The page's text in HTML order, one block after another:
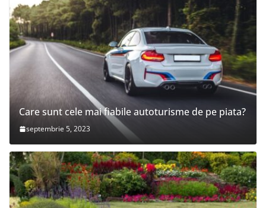
Care sunt cele mai fiabile autoturisme de pe piata?
septembrie 5, 2023